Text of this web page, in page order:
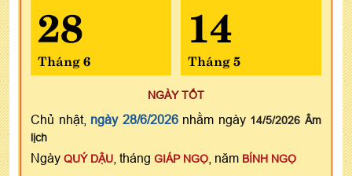
28
Tháng 6
14
Tháng 5
NGÀY TỐT
Chủ nhật, ngày 28/6/2026nhằm ngày 14/5/2026 Âm
lịch
Ngày QUÝ DẬU , tháng GIÁP NGỌ , năm BÍNH NGỌ